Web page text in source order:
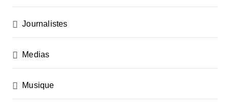
Journalistes
Medias
Musique